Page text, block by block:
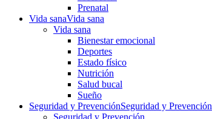
Prenatal
Vida sanaVida sana
Vida sana
Bienestar emocional
Deportes
Estado físico
Nutrición
Salud bucal
Sueño
Seguridad y PrevenciónSeguridad y Prevención
Seguridad y Prevención